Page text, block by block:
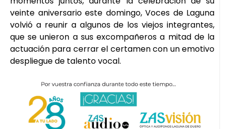
veinte aniversario este domingo, Voces de Laguna
volvió a reunir a algunos de los viejos integrantes,
que se unieron a sus excompañeros a mitad de la
actuación para cerrar el certamen con un emotivo
despliegue de talento vocal.